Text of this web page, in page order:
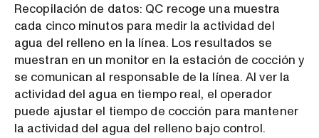
Recopilación de datos: QC recoge una muestra
cada cinco minutos para medir la actividad del
agua del relleno en la línea. Los resultados se
muestran en un monitor en la estación de cocción y
se comunican al responsable de la línea. Al ver la
actividad del agua en tiempo real, el operador
puede ajustar el tiempo de cocción para mantener
la actividad del agua del relleno bajo control.